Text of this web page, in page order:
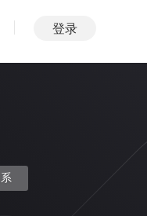
登录